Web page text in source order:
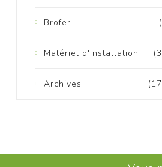
Brofer
Matériel d'installation
Archives